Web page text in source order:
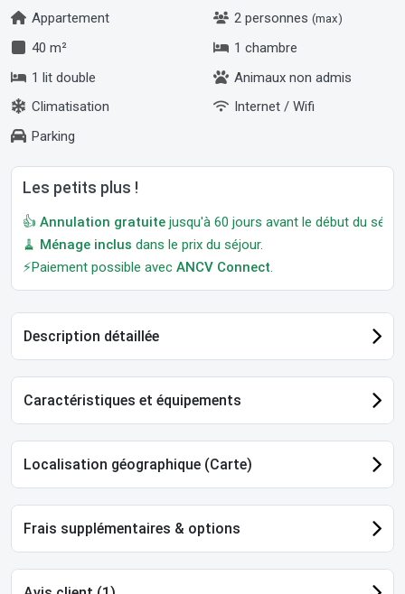
Appartement 2 personnes (max)
40 m²
1 chambre
1 lit double
Animaux non admis
Climatisation
Internet / Wifi
Parking
Les petits plus !
👍 Annulation gratuite jusqu'à 60 jours avant le début du
🧹 Ménage inclus dans le prix du séjour.
⚡Paiement possible avec ANCV Connect.
Description détaillée
Caractéristiques et équipements
Localisation géographique (Carte)
Frais supplémentaires & options